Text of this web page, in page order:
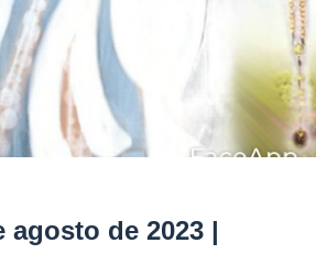
agosto de 2023 |